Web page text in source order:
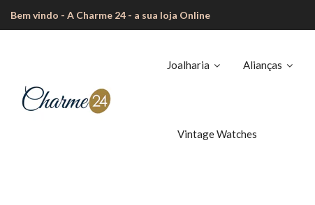
Bem vindo - A Charme 24 - a sua loja Online
Joalharia Alianças
Vintage Watches